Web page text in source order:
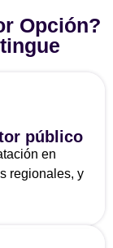
Opción?
público
en
regionales, y